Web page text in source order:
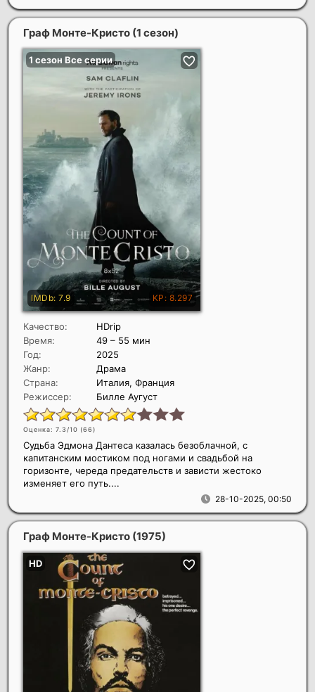
Граф Монте-Кристо (1 сезон)
Качество:
HDrip
Время:
49 – 55 мин
Год:
2025
Жанр:
Драма
Страна:
Италия, Франция
Режиссер:
Билле Аугуст
Оценка: 7.3/10 (66)
28-10-2025, 00:50
Судьба Эдмона Дантеса казалась безоблачной, с
капитанским мостиком под ногами и свадьбой на
горизонте, череда предательств и зависти жестоко
изменяет его путь....
Граф Монте-Кристо (1975)